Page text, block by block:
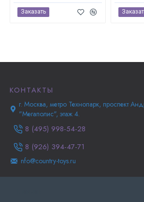
Заказать
КОНТАКТЫ
г. Москва, метро Технопарк, проспект
"Мегаполис", этаж 4.
8 (495) 998-54-28
8 (926) 394-47-71
nfo@country-toys.ru